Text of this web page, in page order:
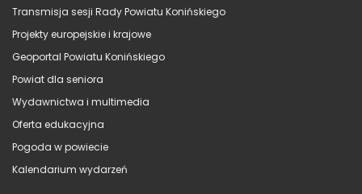
Transmisja sesji Rady Powiatu Konińskiego
Projekty europejskie i krajowe
Geoportal Powiatu Konińskiego
Powiat dla seniora
Wydawnictwa i multimedia
Oferta edukacyjna
Pogoda w powiecie
Kalendarium wydarzeń